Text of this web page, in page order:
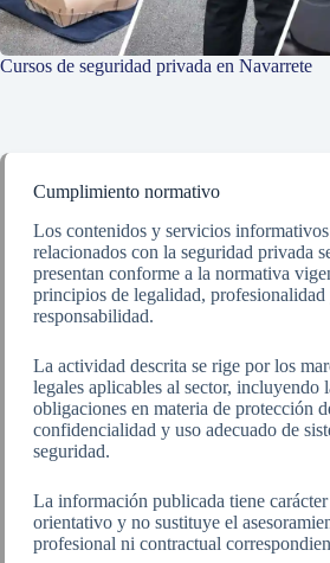
Cursos de seguridad privada en Navarrete
Cumplimiento normativo
Los contenidos y servicios informativos
relacionados con la seguridad privada
presentan conforme a la normativa
principios de legalidad, profesionalidad
responsabilidad.
La actividad descrita se rige por los
legales aplicables al sector, incluyendo
obligaciones en materia de protección
confidencialidad y uso adecuado de
seguridad.
La información publicada tiene carácter
orientativo y no sustituye el
profesional ni contractual